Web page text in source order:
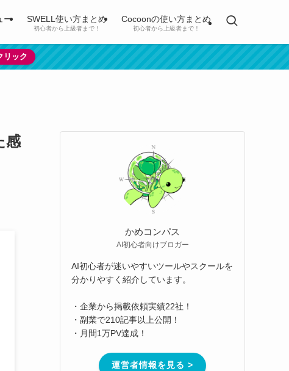
ー SWELL使い方まとめ
初心者から上級者まで！
Cocoonの使い方まとめ
初心者から上級者まで！
リック
感
かめコンパス
AI初心者向けブロガー
AI初心者が迷いやすいツールやスクールを
分かりやすく紹介しています。
・企業から掲載依頼実績22社！
・副業で210記事以上公開！
・月間1万PV達成！
運営者情報を見る >